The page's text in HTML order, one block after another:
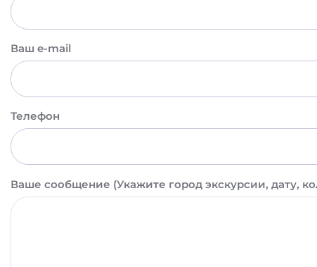
Ваш e-mail
Телефон
Ваше сообщение (Укажите город экскурсии, дату,